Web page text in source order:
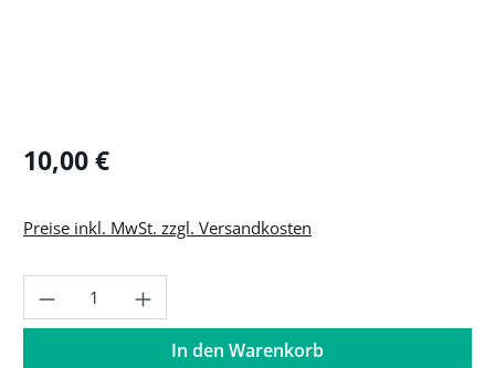
Regulärer Preis:
10,00 €
Preise inkl. MwSt. zzgl. Versandkosten
Produkt Anzahl: Gib den gewünschten
In den Warenkorb